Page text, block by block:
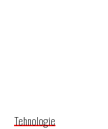
Tehnologie